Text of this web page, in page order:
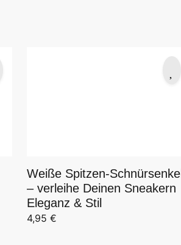
Weiße Spitzen-Schnürsenkel
– verleihe Deinen Sneakern
Eleganz & Stil
4,95 €